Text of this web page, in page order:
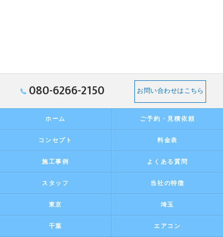
080-6266-2150 お問い合わせはこちら
ホーム ご予約・見積依頼
コンセプト 料金表
施工事例 よくある質問
スタッフ 当社の特徴
東京 埼玉
千葉 エアコン